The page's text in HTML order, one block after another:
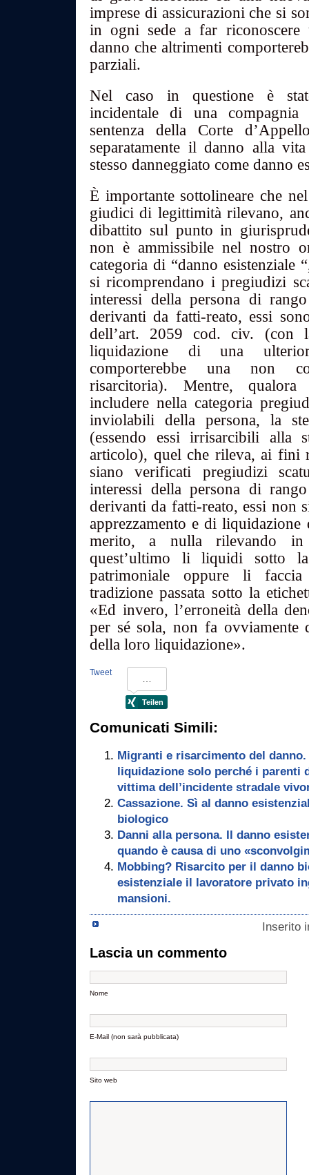
imprese di assicurazioni che si
in ogni sede a far riconoscere
danno che altrimenti
parziali.
Nel caso in questione è
incidentale di una
sentenza della Corte
separatamente il danno alla
stesso danneggiato come danno
È importante sottolineare che
giudici di legittimità rilevano,
dibattito sul punto in
non è ammissibile nel nostro
categoria di “danno esistenziale
si ricomprendano i pregiudizi
interessi della persona di
derivanti da fatti-reato, essi
dell’art. 2059 cod. civ. (con
liquidazione di una
comporterebbe una non
risarcitoria). Mentre,
includere nella categoria
inviolabili della persona, la
(essendo essi irrisarcibili alla
articolo), quel che rileva, ai fini
siano verificati pregiudizi
interessi della persona di
derivanti da fatti-reato, essi non
apprezzamento e di
merito, a nulla rilevando in
quest’ultimo li liquidi sotto
patrimoniale oppure li
tradizione passata sotto la
«Ed invero, l’erroneità della
per sé sola, non fa ovviamente
della loro liquidazione».
Tweet
Comunicati Simili:
Migranti e risarcimento del
liquidazione solo perché i parenti
vittima dell’incidente stradale
Cassazione. Sì al danno
biologico
Danni alla persona. Il danno
quando è causa di uno
Mobbing? Risarcito per il danno
esistenziale il lavoratore privato
mansioni.
Inserito
Lascia un commento
Nome
E-Mail (non sarà pubblicata)
Sito web